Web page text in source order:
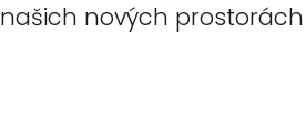
našich nových